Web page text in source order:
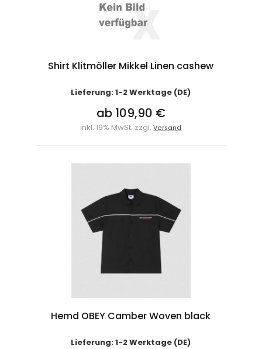
Shirt Klitmöller Mikkel Linen cashew
Lieferung: 1-2 Werktage (DE)
ab 109,90 €
inkl. 19% MwSt. zzgl.Versand
Hemd OBEY Camber Woven black
Lieferung: 1-2 Werktage (DE)